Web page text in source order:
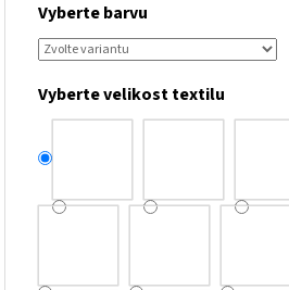
cena:
Vyberte barvu
Vyberte velikost textilu